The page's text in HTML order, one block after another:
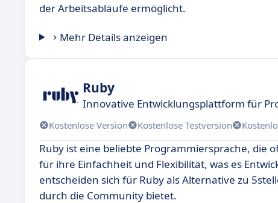
der Arbeitsabläufe ermöglicht.
Mehr Details anzeigen
Ruby
Innovative Entwicklungsplattform für
Kostenlose Version Kostenlose Testversion
Ruby ist eine beliebte Programmiersprache, die
für ihre Einfachheit und Flexibilität, was es
entscheiden sich für Ruby als Alternative zu
durch die Community bietet.